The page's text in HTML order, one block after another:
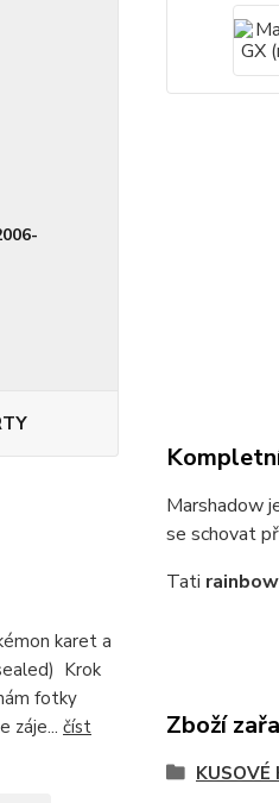
karet a
Krok
fotky
záje... číst
Marshadow
se schovat
Tati
Zboží
KUSOVÉ